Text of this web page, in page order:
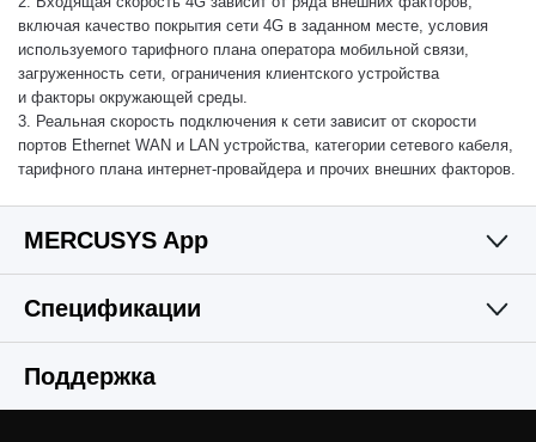
включая качество покрытия сети 4G в заданном месте, условия
используемого тарифного плана оператора мобильной связи,
загруженность сети, ограничения клиентского устройства
и факторы окружающей среды.
3. Реальная скорость подключения к сети зависит от скорости
портов Ethernet WAN и LAN устройства, категории сетевого кабеля,
тарифного плана интернет‑провайдера и прочих внешних факторов.
MERCUSYS App
Простое и
функциональное
Спецификации
Функции беспроводной сети
Поддержка